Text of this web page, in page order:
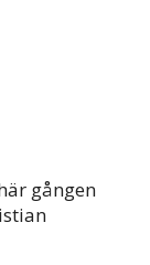
gången